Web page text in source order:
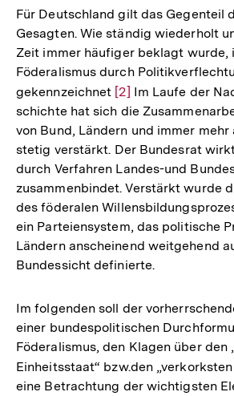
Für Deutschland gilt das Gegenteil
Gesagten. Wie ständig wiederholt
Zeit immer häufiger beklagt wurde,
Föderalismus durch
gekennzeichnet Zur
Auflösung
der
Fußnote
[2] Im Laufe der
schichte hat sich die
von Bund, Ländern und immer mehr
stetig verstärkt. Der Bundesrat
durch Verfahren Landes-und
zusammenbindet. Verstärkt wurde
des föderalen
ein Parteiensystem, das politische
Ländern anscheinend weitgehend
Bundessicht definierte.
Im folgenden soll der
einer bundespolitischen
Föderalismus, den Klagen über den
Einheitsstaat“ bzw.den
eine Betrachtung der wichtigsten